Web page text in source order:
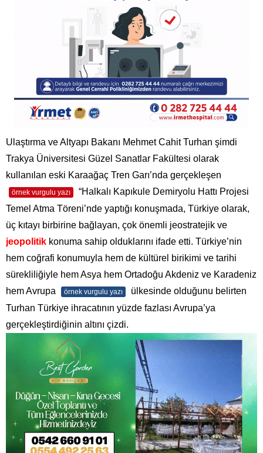
Ulaştırma ve Altyapı Bakanı Mehmet Cahit Turhan şimdi
Trakya Üniversitesi Güzel Sanatlar Fakültesi olarak
kullanılan eski Karaağaç Tren Garı’nda gerçekleşen
örnek vurgulu yazı
“Halkalı Kapıkule Demiryolu Hattı Projesi
Temel Atma Töreni’nde yaptığı konuşmada, Türkiye olarak,
üç kıtayı birbirine bağlayan, çok önemli jeostratejik ve
jeopolitik konuma sahip olduklarını ifade etti. Türkiye’nin
hem coğrafi konumuyla hem de kültürel birikimi ve tarihi
sürekliliğiyle hem Asya hem Ortadoğu Akdeniz ve Karadeniz
hem Avrupa
örnek vurgulu yazı
ülkesinde olduğunu belirten
Turhan Türkiye ihracatının yüzde fazlası Avrupa’ya
gerçekleştirdiğinin altını çizdi.